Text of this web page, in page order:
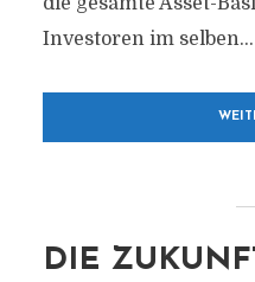
Investoren im selben...
DIE